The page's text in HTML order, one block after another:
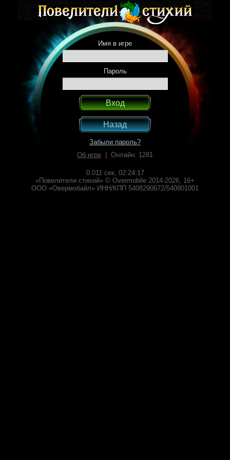
Имя в игре
Пароль
Назад
Забыли пароль?
Об игре | Онлайн: 1281
0.011 сек, 02:24:17
«Повелители стихий» © Overmobile 2014-2026, 16+
ООО «Овермобайл» ИНН/КПП 5408290672/540801001